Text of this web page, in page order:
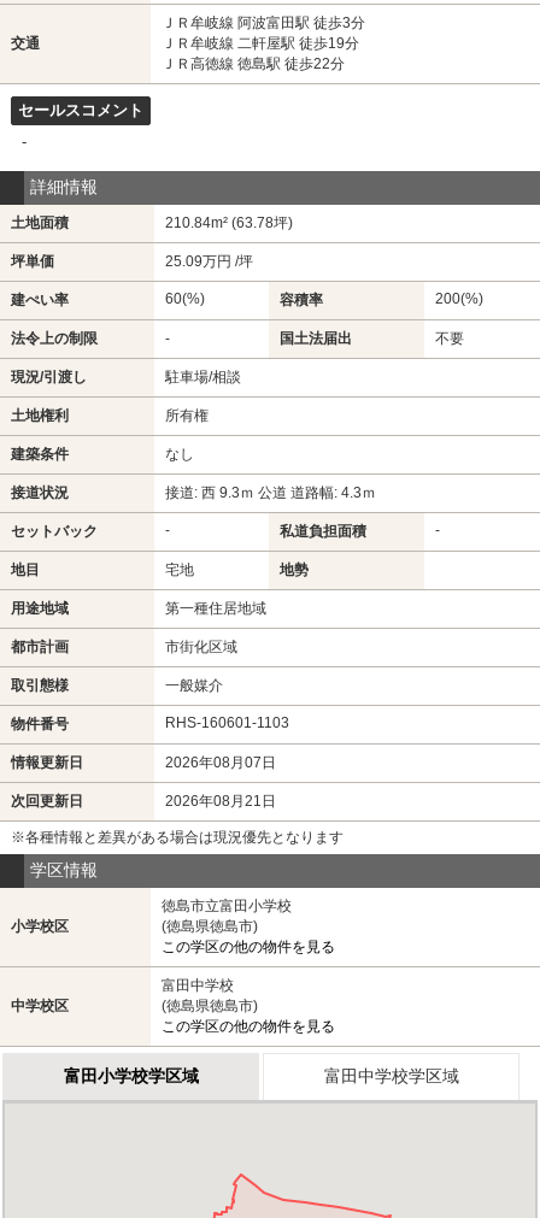
交通
ＪＲ牟岐線 阿波富田駅 徒歩3分
ＪＲ牟岐線 二軒屋駅 徒歩19分
ＪＲ高徳線 徳島駅 徒歩22分
セールスコメント
-
詳細情報
土地面積 210.84m² (63.78坪)
坪単価 25.09万円 /坪
建ぺい率 60(%) 容積率 200(%)
法令上の制限 - 国土法届出 不要
現況/引渡し 駐車場/相談
土地権利 所有権
建築条件 なし
接道状況 接道: 西 9.3ｍ 公道 道路幅: 4.3ｍ
セットバック - 私道負担面積 -
地目 宅地 地勢
用途地域 第一種住居地域
都市計画 市街化区域
取引態様 一般媒介
物件番号 RHS-160601-1103
情報更新日 2026年08月07日
次回更新日 2026年08月21日
※各種情報と差異がある場合は現況優先となります
学区情報
小学校区
徳島市立富田小学校
(徳島県徳島市)
この学区の他の物件を見る
中学校区
富田中学校
(徳島県徳島市)
この学区の他の物件を見る
富田小学校学区域 富田中学校学区域